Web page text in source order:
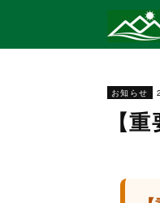
お知らせ
【